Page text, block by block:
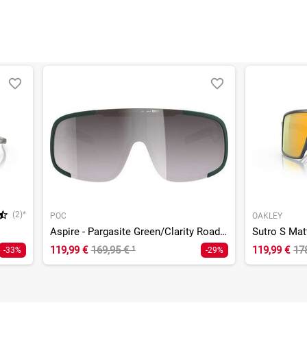
(2)*
-33%
POC
Aspire - Pargasite Green/Clarity Road/Sunny Silver
119,99 € 169,95 €¹ -29%
OAKLEY
Sutro S
119,99 €